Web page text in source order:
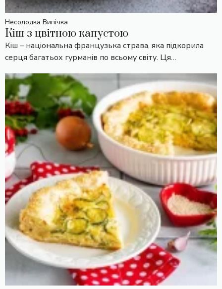
Несолодка Випічка
Кіш з цвітною капустою
Кіш – національна французька страва, яка підкорила
серця багатьох гурманів по всьому світу. Ця…